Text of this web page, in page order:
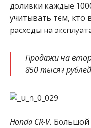
доливки каждые
учитывать тем, кто
расходы на
Продажи на
850 тысяч
Honda CR-V. Большой